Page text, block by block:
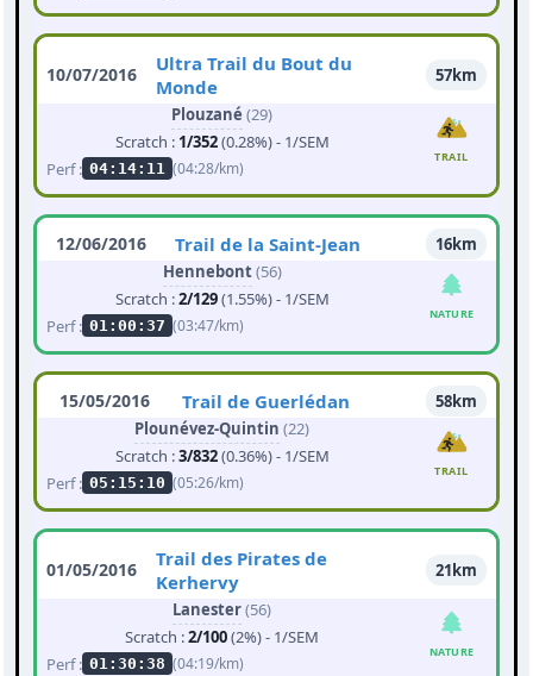
10/07/2016
Ultra Trail du Bout du
Monde
57km
Plouzané (29)
Scratch : 1/352(0.28%) - 1/SEM
Perf : 04:14:11 (04:28/km)
TRAIL
12/06/2016 Trail de la Saint-Jean
16km
Hennebont(56)
Scratch :2/129(1.55%) - 1/SEM
Perf : 01:00:37 (03:47/km)
NATURE
15/05/2016 Trail de Guerlédan
58km
Plounévez-Quintin (22)
Scratch :3/832(0.36%) - 1/SEM
Perf : 05:15:10 (05:26/km)
TRAIL
01/05/2016
Trail des Pirates de
Kerhervy
21km
Lanester(56)
Scratch :2/100(2%) - 1/SEM
Perf : 01:30:38 (04:19/km)
NATURE